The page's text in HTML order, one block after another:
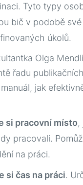
Tyto typy
bič v podobě své
úkolů.
Olga
řadu
jak
si pracovní místo,
pracovali.
na práci.
si čas na práci.